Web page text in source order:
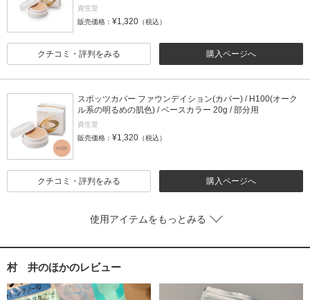
資生堂
販売価格： ¥1,320 （税込）
購入ページへ
クチコミ・評判をみる
スポッツカバー ファウンデイション(カバー) / H100(オーク
ル系の明るめの肌色) / ベースカラー 20g / 部分用
資生堂
販売価格： ¥1,320 （税込）
購入ページへ
クチコミ・評判をみる
使用アイテムをもっとみる
村 井のほかのレビュー